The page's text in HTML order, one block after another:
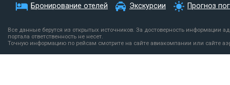
Бронирование отелей Экскурсии Прогноз
Все данные берутся из открытых источников. За достоверность информации
портала ответственность не несет.
Точную информацию по рейсам смотрите на сайте авиакомпании или сайте